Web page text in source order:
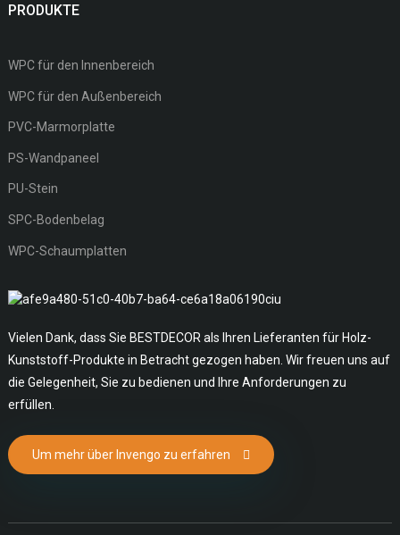
PRODUKTE
WPC für den Innenbereich
WPC für den Außenbereich
PVC-Marmorplatte
PS-Wandpaneel
PU-Stein
SPC-Bodenbelag
WPC-Schaumplatten
Vielen Dank, dass Sie BESTDECOR als Ihren Lieferanten für Holz-
Kunststoff-Produkte in Betracht gezogen haben. Wir freuen uns auf
die Gelegenheit, Sie zu bedienen und Ihre Anforderungen zu
erfüllen.
Um mehr über Invengo zu erfahren